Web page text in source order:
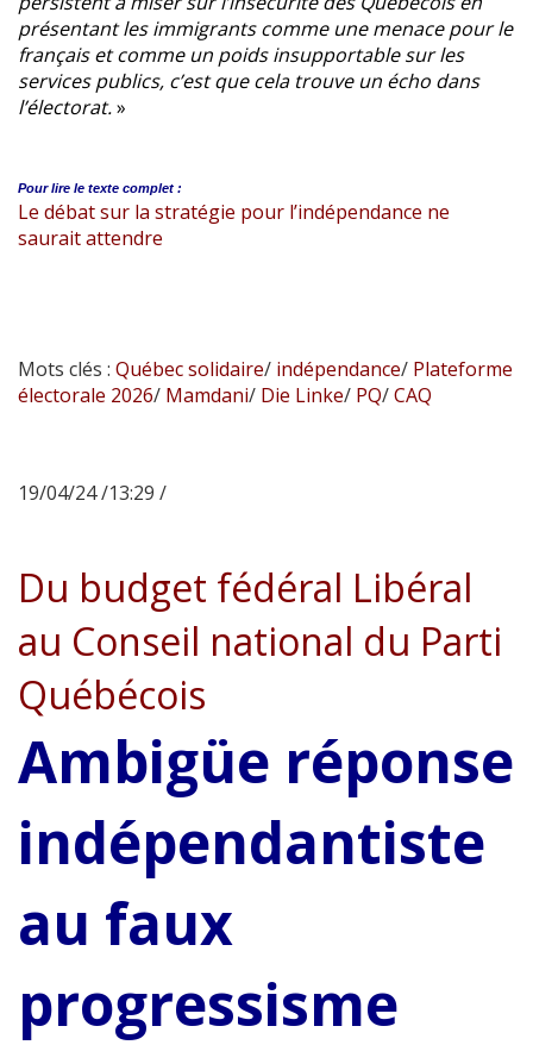
présentant les immigrants comme une menace pour le
français et comme un poids insupportable sur les
services publics, c’est que cela trouve un écho dans
l’électorat.»
Pour lire le texte complet :
Le débat sur la stratégie pour l’indépendance ne
saurait attendre
Mots clés : Québec solidaire/ indépendance/ Plateforme
électorale 2026/ Mamdani/ Die Linke/ PQ/CAQ
19/04/24 /13:29 /
Du budget fédéral Libéral
au Conseil national du Parti
Québécois
Ambigüe réponse
indépendantiste
au faux
progressisme